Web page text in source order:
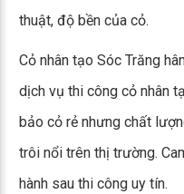
thuật, độ bền của cỏ.
Cỏ nhân tạo Sóc Trăng
dịch vụ thi công cỏ nhân
bảo cỏ rẻ nhưng chất
trôi nổi trên thị trường.
hành sau thi công uy tín.